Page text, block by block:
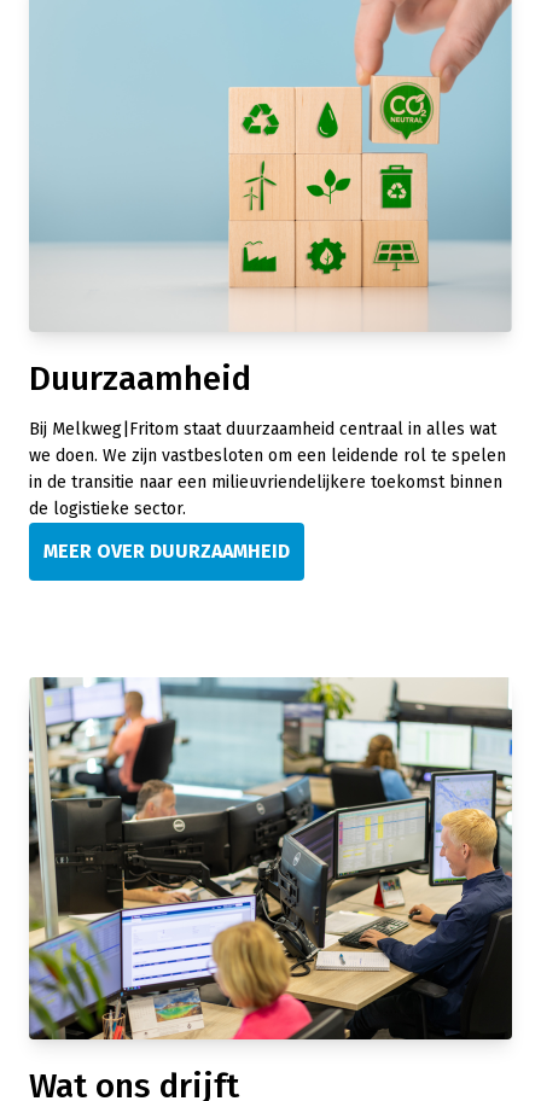
Duurzaamheid
Bij Melkweg|Fritom staat duurzaamheid centraal in alles wat
we doen. We zijn vastbesloten om een leidende rol te spelen
in de transitie naar een milieuvriendelijkere toekomst binnen
de logistieke sector.
MEER OVER DUURZAAMHEID
Wat ons drijft